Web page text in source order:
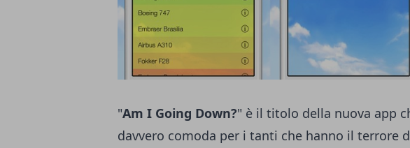
"Am I Going Down?" è il titolo della nuova app
davvero comoda per i tanti che hanno il terrore